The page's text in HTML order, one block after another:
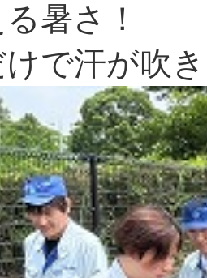
暑さ！
で汗が吹